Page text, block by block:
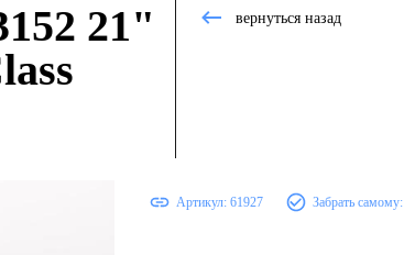
21"
вернуться назад
Артикул: 61927 Забрать самому: